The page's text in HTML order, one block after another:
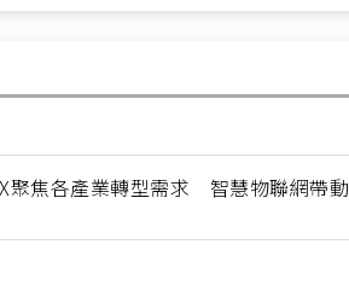
聚焦各產業轉型需求 智慧物聯網帶動